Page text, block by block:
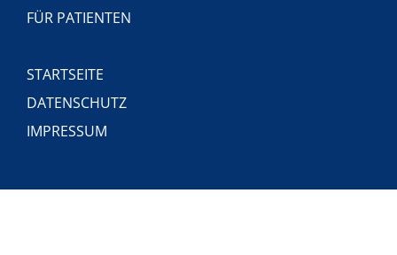
FÜR PATIENTEN
STARTSEITE
DATENSCHUTZ
IMPRESSUM